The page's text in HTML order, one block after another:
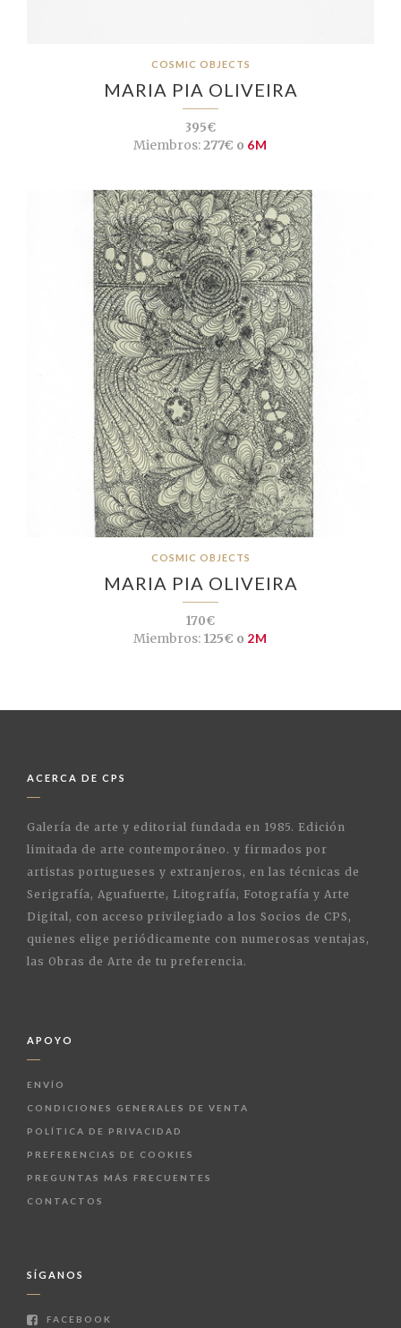
COSMIC OBJECTS
MARIA PIA OLIVEIRA
395€
Miembros:277€ o 6M
COSMIC OBJECTS
MARIA PIA OLIVEIRA
170€
Miembros: 125€ o 2M
ACERCA DE CPS
Galería de arte y editorial fundada en 1985. Edición
limitada de arte contemporáneo. y firmados por
artistas portugueses y extranjeros, en las técnicas de
Serigrafía, Aguafuerte, Litografía, Fotografía y Arte
Digital, con acceso privilegiado a los Socios de CPS,
quienes elige periódicamente con numerosas ventajas,
las Obras de Arte de tu preferencia.
APOYO
ENVÍO
CONDICIONES GENERALES DE VENTA
POLÍTICA DE PRIVACIDAD
PREFERENCIAS DE COOKIES
PREGUNTAS MÁS FRECUENTES
CONTACTOS
SÍGANOS
FACEBOOK